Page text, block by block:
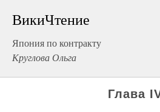
ВикиЧтение
Япония по контракту
Круглова Ольга
Глава